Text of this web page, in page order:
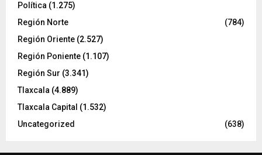
Política (1.275)
Región Norte
(784)
Región Oriente (2.527)
Región Poniente (1.107)
Región Sur (3.341)
Tlaxcala (4.889)
Tlaxcala Capital (1.532)
Uncategorized
(638)